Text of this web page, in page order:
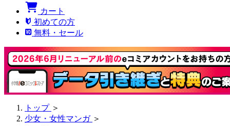
カート
初めての方
無料・セール
トップ ＞
少女・女性マンガ ＞